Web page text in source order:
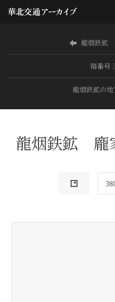
龍烟鉄鉱
箱番号
龍烟鉄鉱の
龍烟鉄鉱 龐